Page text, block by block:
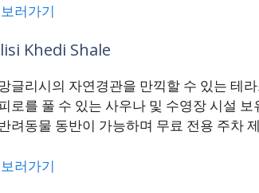
러가기
Khedi Shale
글리시의 자연경관을 만끽할 수 있는 테
로를 풀 수 있는 사우나 및 수영장 시설 보
려동물 동반이 가능하며 무료 전용 주차
러가기